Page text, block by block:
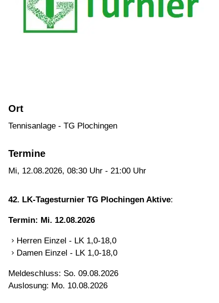
10-25)
LK - Tagesturnier - Aktive: 12.08.2026 (LK
01-18)
01-25)
Verein
Mannschaften
Jugend
Ort
Tennisanlage - TG Plochingen
Termine
Mi, 12.08.2026, 08:30 Uhr - 21:00 Uhr
42. LK-Tagesturnier TG Plochingen Aktive:
Termin: Mi. 12.08.2026
Herren Einzel - LK 1,0-18,0
Damen Einzel - LK 1,0-18,0
Meldeschluss: So. 09.08.2026
Auslosung: Mo. 10.08.2026